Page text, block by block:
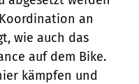
an
wie auch das
auf dem Bike.
kämpfen und